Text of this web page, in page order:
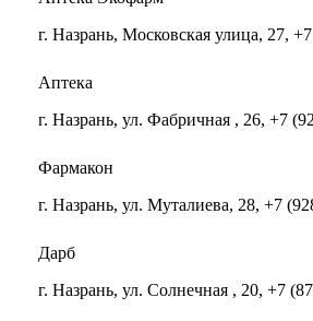
г. Назрань, Московская улица, 27,
Аптека
г. Назрань, ул. Фабричная , 26, +7
Фармакон
г. Назрань, ул. Муталиева, 28, +7
Дарб
г. Назрань, ул. Солнечная , 20, +7